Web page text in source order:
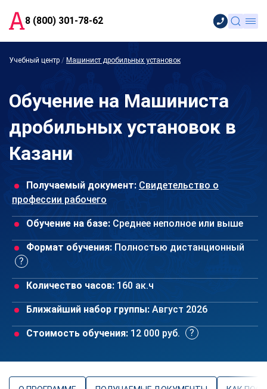
8 (800) 301-78-62
Учебный центр / Машинист дробильных установок
Обучение на Машиниста
дробильных установок в
Казани
Получаемый документ: Свидетельство о
профессии рабочего
Обучение на базе: Среднее неполное или выше
Формат обучения: Полностью дистанционный
Количество часов: 160 ак.ч
Ближайший набор группы: Август 2026
Стоимость обучения: 12 000 руб.